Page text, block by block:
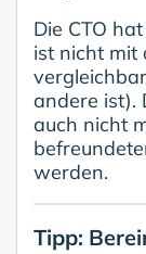
Die CTO
ist nicht mit
andere ist).
auch nicht
werden.
Tipp: